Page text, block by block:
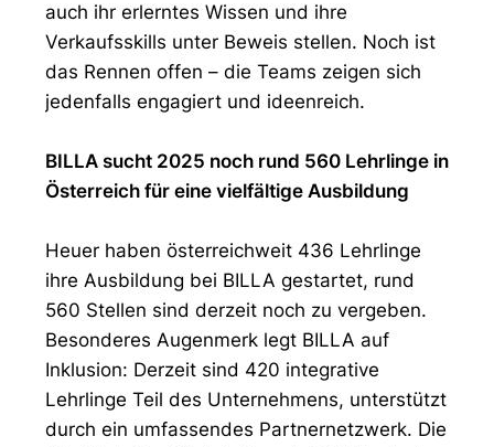
auch ihr erlerntes Wissen und ihre
Verkaufsskills unter Beweis stellen. Noch ist
das Rennen offen – die Teams zeigen sich
jedenfalls engagiert und ideenreich.
BILLA sucht 2025 noch rund 560 Lehrlinge in
Österreich für eine vielfältige Ausbildung
Heuer haben österreichweit 436 Lehrlinge
ihre Ausbildung bei BILLA gestartet, rund
560 Stellen sind derzeit noch zu vergeben.
Besonderes Augenmerk legt BILLA auf
Inklusion: Derzeit sind 420 integrative
Lehrlinge Teil des Unternehmens, unterstützt
durch ein umfassendes Partnernetzwerk. Die